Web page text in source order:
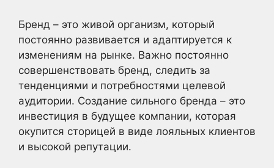
Бренд – это живой организм, который
постоянно развивается и адаптируется к
изменениям на рынке. Важно постоянно
совершенствовать бренд, следить за
тенденциями и потребностями целевой
аудитории. Создание сильного бренда – это
инвестиция в будущее компании, которая
окупится сторицей в виде лояльных клиентов
и высокой репутации.